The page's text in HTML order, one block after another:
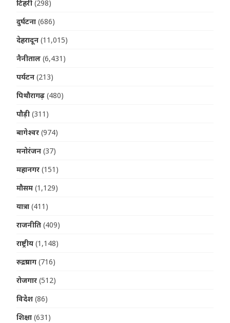
टिहरी (298)
दुर्घटना (686)
देहरादून (11,015)
नैनीताल (6,431)
पर्यटन (213)
पिथौरागढ़ (480)
पौड़ी (311)
बागेश्वर (974)
मनोरंजन (37)
महानगर (151)
मौसम (1,129)
यात्रा (411)
राजनीति (409)
राष्ट्रीय (1,148)
रुद्रप्रयाग (716)
रोजगार (512)
विदेश (86)
शिक्षा (631)